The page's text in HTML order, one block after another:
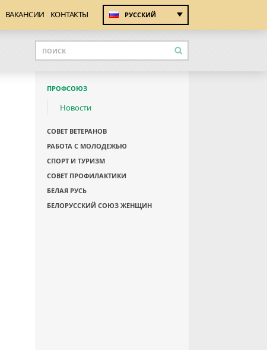
ВАКАНСИИ КОНТАКТЫ РУССКИЙ
ПРОФСОЮЗ
Новости
СОВЕТ ВЕТЕРАНОВ
РАБОТА С МОЛОДЕЖЬЮ
СПОРТ И ТУРИЗМ
СОВЕТ ПРОФИЛАКТИКИ
БЕЛАЯ РУСЬ
БЕЛОРУССКИЙ СОЮЗ ЖЕНЩИН